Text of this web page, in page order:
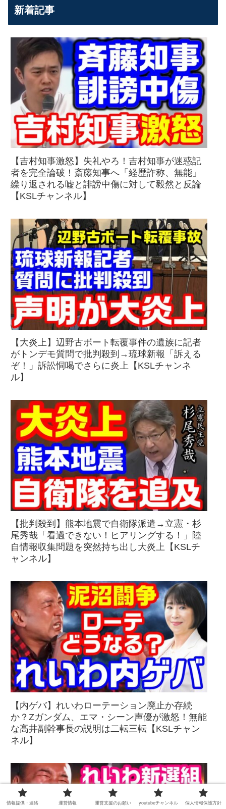
新着記事
【吉村知事激怒】失礼やろ！吉村知事が迷惑記
者を完全論破！斎藤知事へ「経歴詐称、無能」
繰り返される嘘と誹謗中傷に対して毅然と反論
【KSLチャンネル】
【大炎上】辺野古ボート転覆事件の遺族に記者
がトンデモ質問で批判殺到→琉球新報「訴える
ぞ！」訴訟恫喝でさらに炎上【KSLチャンネ
ル】
【批判殺到】熊本地震で自衛隊派遣→立憲・杉
尾秀哉「看過できない！ヒアリングする！」陸
自情報収集問題を突然持ち出し大炎上【KSLチ
ャンネル】
【内ゲバ】れいわローテーション廃止か存続
か？Zガンダム、エマ・シーン声優が激怒！無能
な高井副幹事長の説明は二転三転【KSLチャン
ネル】
情報提供・連絡 運営情報 運営支援のお願い youtubeチャンネル 個人情報保護方針